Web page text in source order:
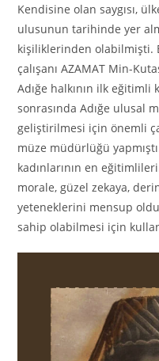
Kendisine olan saygısı,
ulusunun tarihinde yer
kişiliklerinden olabilmişti.
çalışanı AZAMAT Min-
Adığe halkının ilk
sonrasında Adığe ulusal
geliştirilmesi için önemli
müze müdürlüğü
kadınlarının en
morale, güzel zekaya,
yeteneklerini mensup
sahip olabilmesi için